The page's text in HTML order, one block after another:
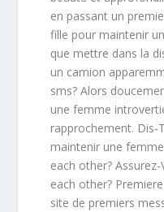
en passant un
fille pour maintenir
que mettre dans la
un camion
sms? Alors
une femme
rapprochement. Dis-
maintenir une
each other?
each other?
site de premiers